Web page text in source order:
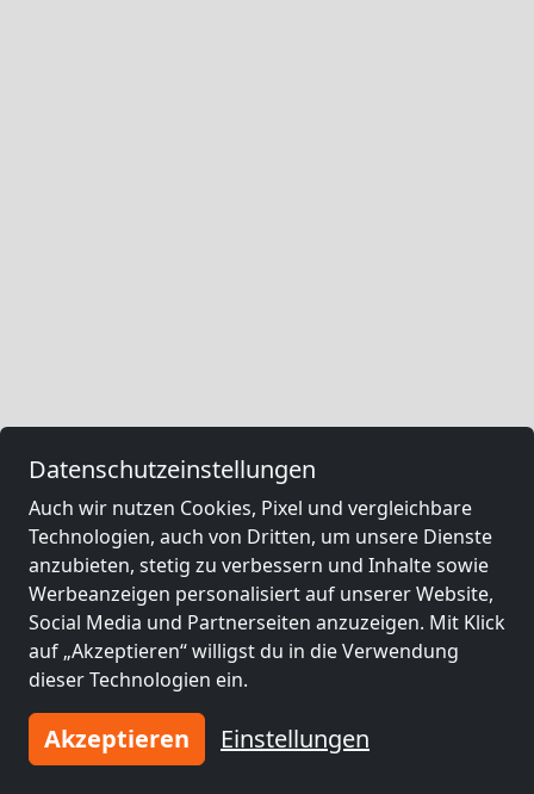
Datenschutzeinstellungen
Auch wir nutzen Cookies, Pixel und vergleichbare
Technologien, auch von Dritten, um unsere Dienste
anzubieten, stetig zu verbessern und Inhalte sowie
Werbeanzeigen personalisiert auf unserer Website,
Social Media und Partnerseiten anzuzeigen. Mit Klick
auf „Akzeptieren“ willigst du in die Verwendung
dieser Technologien ein.
Akzeptieren Einstellungen